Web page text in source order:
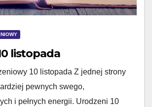
listopada
10 listopada Z jednej strony
pewnych swego,
i pełnych energii. Urodzeni 10